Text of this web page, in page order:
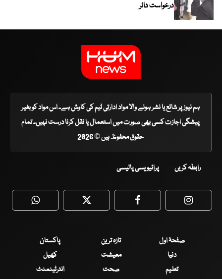
درخواست دائر
ہم نیوز پر شائع یا نشر ہونے والا مواد ادارتی ٹیم کی کاوش ہے۔ اس مواد کو بغیر
پیشگی اجازت کسی بھی صورت میں استعمال یا نقل کرنا درست نہیں۔ تمام
حقوق محفوظ ہیں © 2026
رابطہ کریں پرائیویسی پالیسی
WhatsApp Twitter Facebook
صفحۂ اول تازہ ترین
پاکستان
دنیا
معیشت
کھیل
تعلیم
صحت
انٹرٹینمنٹ